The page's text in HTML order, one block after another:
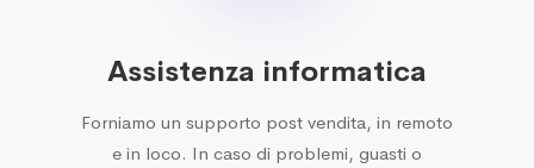
Assistenza informatica
Forniamo un supporto post vendita, in remoto
e in loco. In caso di problemi, guasti o